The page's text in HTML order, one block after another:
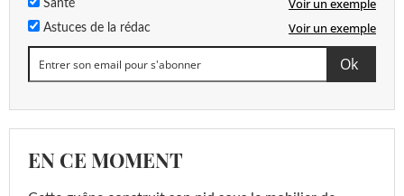
Santé Voir un exemple
Astuces de la rédac Voir un exemple
EN CE MOMENT